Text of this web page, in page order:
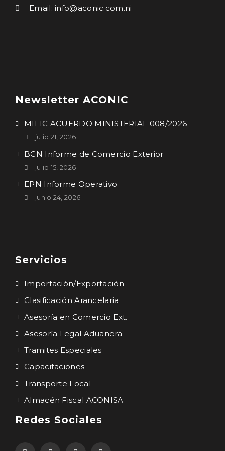
Email: info@aconic.com.ni
Newsletter ACONIC
MIFIC ACUERDO MINISTERIAL 008/2026
julio 21, 2026
BCN Informe de Comercio Exterior
julio 15, 2026
EPN Informe Operativo
junio 24, 2026
Servicios
Importación/Exportación
Clasificación Arancelaria
Asesoría en Comercio Ext.
Asesoría Legal Aduanera
Tramites Especiales
Capacitaciones
Transporte Local
Almacén Fiscal ACONISA
Redes Sociales